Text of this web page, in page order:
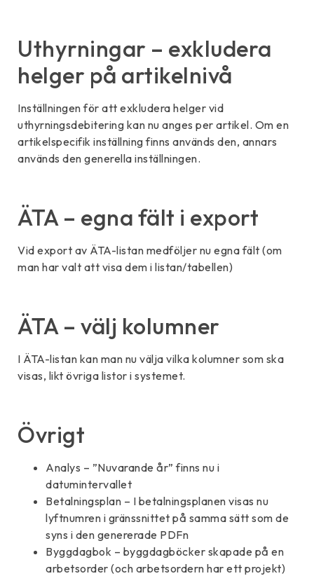
Uthyrningar – exkludera
helger på artikelnivå
Inställningen för att exkludera helger vid
uthyrningsdebitering kan nu anges per artikel. Om en
artikelspecifik inställning finns används den, annars
används den generella inställningen.
ÄTA – egna fält i export
Vid export av ÄTA-listan medföljer nu egna fält (om
man har valt att visa dem i listan/tabellen)
ÄTA – välj kolumner
I ÄTA-listan kan man nu välja vilka kolumner som ska
visas, likt övriga listor i systemet.
Övrigt
Analys – ”Nuvarande år” finns nu i
datumintervallet
Betalningsplan – I betalningsplanen visas nu
lyftnumren i gränssnittet på samma sätt som de
syns i den genererade PDFn
Byggdagbok – byggdagböcker skapade på en
arbetsorder (och arbetsordern har ett projekt)